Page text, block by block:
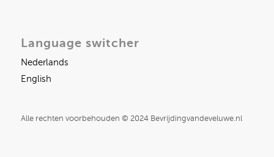
Language switcher
Nederlands
English
Alle rechten voorbehouden © 2024 Bevrijdingvandeveluwe.nl